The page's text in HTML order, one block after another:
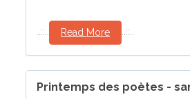
..::.. Read More ..::..
Printemps des poètes -